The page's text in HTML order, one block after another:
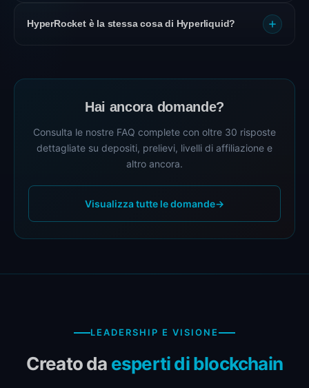
HyperRocket è la stessa cosa di Hyperliquid?
Hai ancora domande?
Consulta le nostre FAQ complete con oltre 30 risposte
dettagliate su depositi, prelievi, livelli di affiliazione e
altro ancora.
Visualizza tutte le domande→
LEADERSHIP E VISIONE
Creato da esperti di blockchain